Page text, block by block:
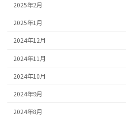
2025年2月
2025年1月
2024年12月
2024年11月
2024年10月
2024年9月
2024年8月